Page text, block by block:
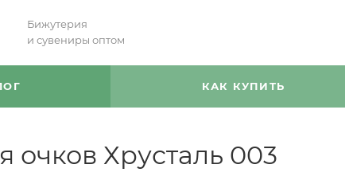
Бижутерия
и сувениры оптом
КАК КУПИТЬ
очков Хрусталь 003